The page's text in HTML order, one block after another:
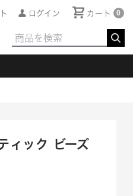
カート 0
ログイン
ィック ビーズ